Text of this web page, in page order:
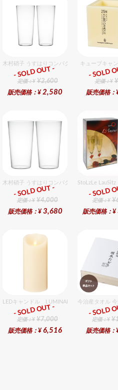
木村硝子 うすはりコンパクト260cc ゾンビグ
ギフト
定価：¥ ¥2,600
販売価格：¥ 2,580
- SOLD OUT -
キューブキャ
ギフト
定価：¥
販売価格：
- SOLD
木村硝子 うすはりコンパクト560cc タンブラ
ギフト
定価：¥ ¥4,000
販売価格：¥ 3,680
- SOLD OUT -
StoLzLe
ギフト
定価：¥
販売価格：¥
- SOLD
LEDキャンドル LUMINARA（ルミナラ）
ギフト
定価：¥ ¥7,000
販売価格：¥ 6,516
- SOLD OUT -
今治産タオル
ギフト
定価：¥
販売価格：
- SOLD